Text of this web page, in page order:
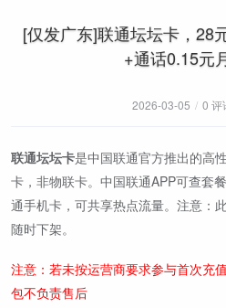
[仅发广东]联通坛坛卡，28
+通话0.15元
2026-03-05 / 0 评
联通坛坛卡是中国联通官方推出的高
卡，非物联卡。中国联通APP可查套
通手机卡，可共享热点流量。注意：
随时下架。
注意：若未按运营商要求参与首次充
包不负责售后